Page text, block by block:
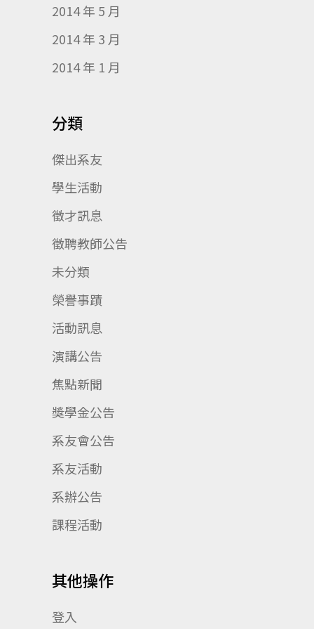
2014 年 5 月
2014 年 3 月
2014 年 1 月
分類
傑出系友
學生活動
徵才訊息
徵聘教師公告
未分類
榮譽事蹟
活動訊息
演講公告
焦點新聞
獎學金公告
系友會公告
系友活動
系辦公告
課程活動
其他操作
登入